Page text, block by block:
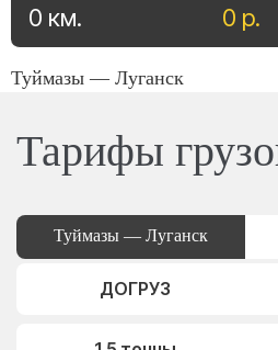
0 р.
0 км.
Туймазы — Луганск
Тарифы
Туймазы — Луганск
ДОГРУЗ